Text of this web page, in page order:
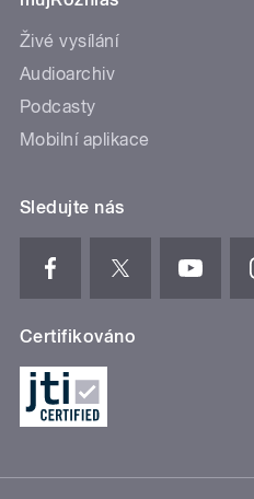
Živé vysílání
Audioarchiv
Podcasty
Mobilní aplikace
Sledujte nás
Certifikováno